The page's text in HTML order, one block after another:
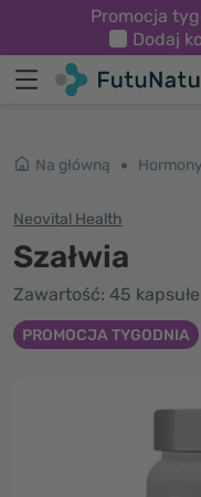
Promocja
Dodaj
Na główną
Neovital Health
Szałwia
Zawartość: 45
PROMOCJA TYGODNIA